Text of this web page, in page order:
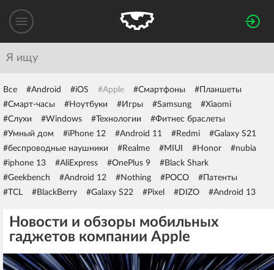
Все #Android #iOS #Apple #Смартфоны
#Планшеты
#Смарт-часы
#Ноутбуки #Игры #Samsung
#Xiaomi
#Слухи
#Windows #Технологии
#Фитнес браслеты
#Умный дом
#iPhone 12 #Android 11 #Redmi
#Galaxy S21
#беспроводные наушники
#Realme #MIUI #Honor
#nubia
#iphone 13
#AliExpress #OnePlus 9
#Black Shark
#Geekbench
#Android 12 #Nothing #POCO
#Патенты
#TCL
#BlackBerry #Galaxy S22 #Pixel #DIZO #Android 13
Новости и обзоры мобильных
гаджетов компании Apple